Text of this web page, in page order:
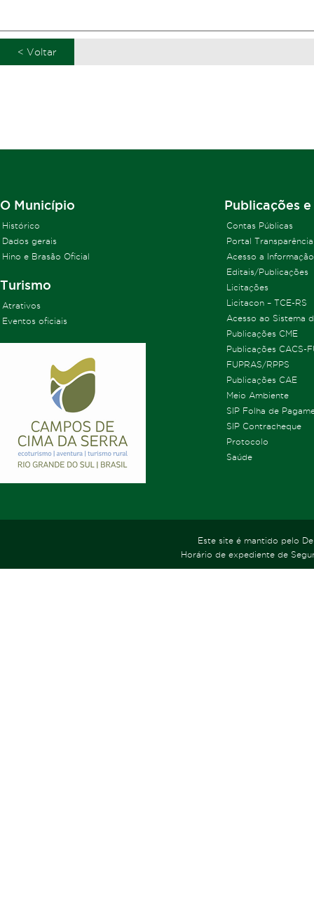
< Voltar
O Município
Histórico
Dados gerais
Hino e Brasão Oficial
Turismo
Atrativos
Eventos oficiais
Publicações
Contas Públicas
Portal Transparência
Acesso a Informação
Editais/Publicações
Licitações
Licitacon – TCE-RS
Acesso ao Sistema
Publicações CME
Publicações CACS-
FUPRAS/RPPS
Publicações CAE
Meio Ambiente
SIP Folha de
SIP Contracheque
Protocolo
Saúde
Este site é mantido pelo
Horário de expediente de